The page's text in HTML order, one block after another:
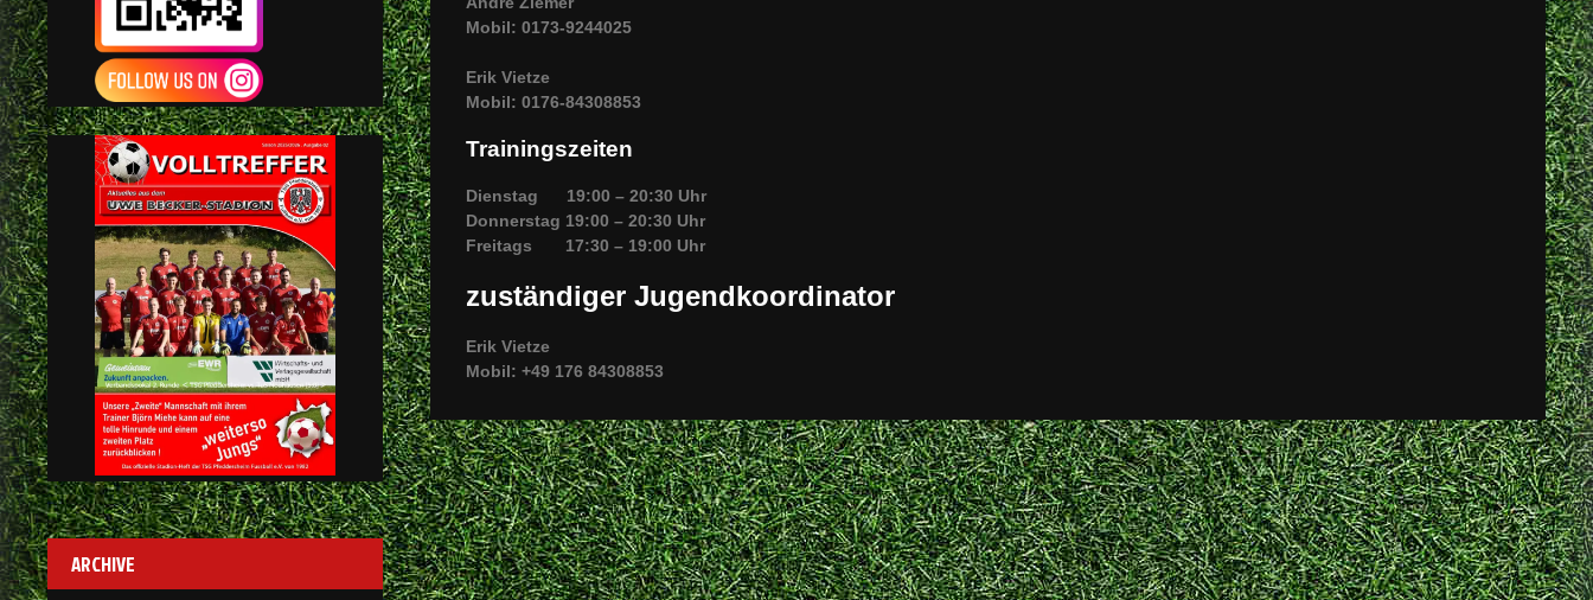
Mobil: 0173-9244025
Erik Vietze
Mobil: 0176-84308853
Trainingszeiten
Dienstag 19:00 – 20:30 Uhr
Donnerstag 19:00 – 20:30 Uhr
Freitags 17:30 – 19:00 Uhr
zuständiger Jugendkoordinator
Erik Vietze
Mobil: +49 176 84308853
ARCHIVE